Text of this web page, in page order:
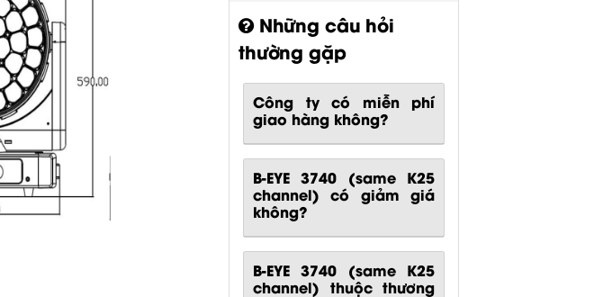
Những câu hỏi
thường gặp
Công ty có miễn phí
giao hàng không?
B-EYE 3740 (same K25
channel) có giảm giá
không?
B-EYE 3740 (same K25
channel) thuộc thương